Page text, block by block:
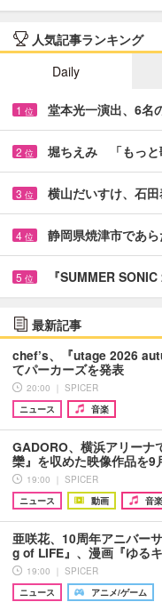
人気記事ランキング
Daily
1 位 堂本光一演出、6名
2 位 堀ちえみ 「もっと
3 位 横山だいすけ、石
4 位 静岡県焼津市であ
5 位 『SUMMER
最新記事
chef’s、『utage 2026
てパーカーズを発表
20:00 ｜ SPICER
ニュース
音楽
GADORO、横浜アリーナ
欒』を収めた映像作品を
19:00 ｜ SPICER
ニュース
動画 音楽
亜咲花、10周年アニバー
g of LIFE』、漫画『ゆる
19:00 ｜ SPICER
ニュース
アニメ/ゲーム